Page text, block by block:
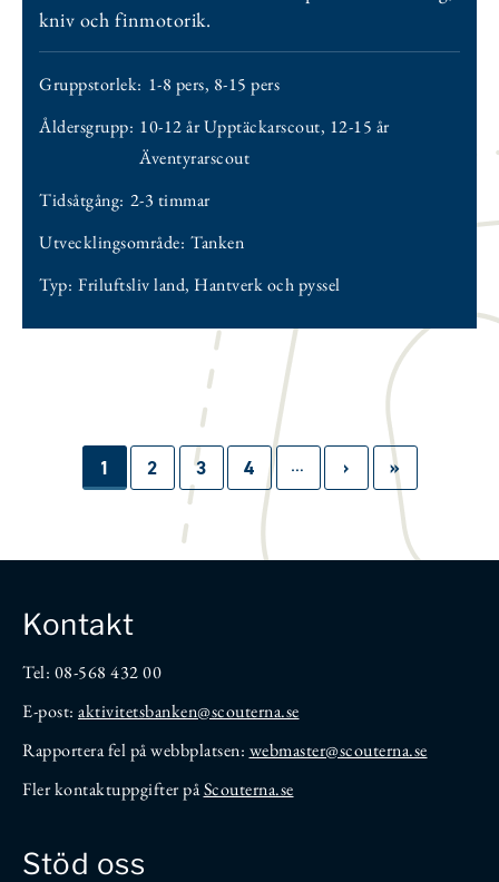
kniv och finmotorik.
Gruppstorlek: 1-8 pers, 8-15 pers
Åldersgrupp: 10-12 år Upptäckarscout, 12-15 år
Äventyrarscout
Tidsåtgång: 2-3 timmar
Utvecklingsområde: Tanken
Typ: Friluftsliv land, Hantverk och pyssel
Paginering
Sida
1 Sida
2 Sida
3 Sida
4 …
Nästa
sida
›
Sista
sidan
»
Kontakt
Tel: 08-568 432 00
E-post: aktivitetsbanken@scouterna.se
Rapportera fel på webbplatsen: webmaster@scouterna.se
Fler kontaktuppgifter påScouterna.se
Stöd oss